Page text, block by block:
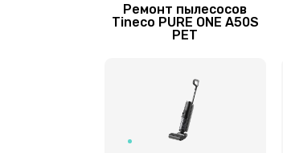
Ремонт пылесосов
Tineco PURE ONE A50S
PET